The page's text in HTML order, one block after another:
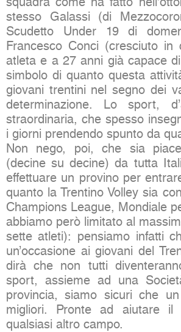
stesso Galassi (di
Scudetto Under 19 di
Francesco Conci (cresciuto
atleta e a 27 anni già capace
simbolo di quanto questa
giovani trentini nel segno dei
determinazione. Lo sport,
straordinaria, che spesso
i giorni prendendo spunto da
Non nego, poi, che sia
(decine su decine) da tutta
effettuare un provino per
quanto la Trentino Volley sia
Champions League, Mondiale
abbiamo però limitato al
sette atleti): pensiamo infatti
un’occasione ai giovani del
dirà che non tutti
sport, assieme ad una
provincia, siamo sicuri che
migliori. Pronte ad aiutare
qualsiasi altro campo.